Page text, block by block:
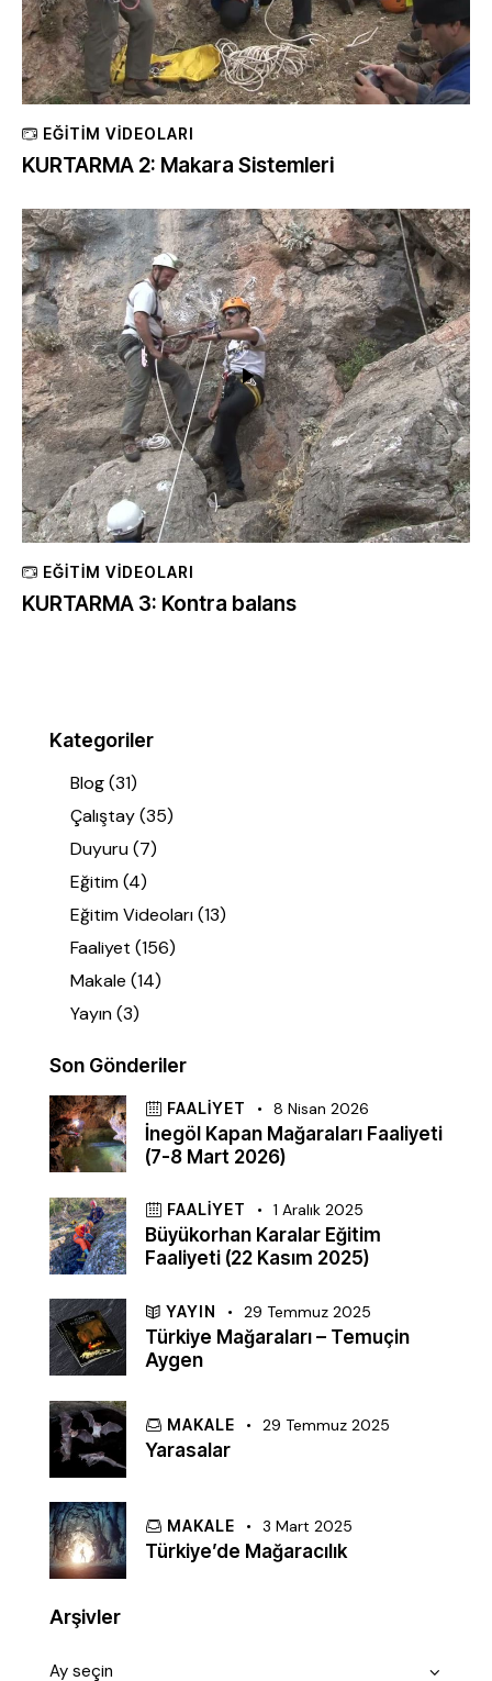
EĞITIM VIDEOLARI
KURTARMA 2: Makara Sistemleri
EĞITIM VIDEOLARI
KURTARMA 3: Kontra balans
Kategoriler
Blog(31)
Çalıştay(35)
Duyuru(7)
Eğitim(4)
Eğitim Videoları(13)
Faaliyet (156)
Makale (14)
Yayın(3)
Son Gönderiler
FAALIYET 8 Nisan 2026
İnegöl Kapan Mağaraları Faaliyeti
(7-8 Mart 2026)
FAALIYET 1 Aralık 2025
Büyükorhan Karalar Eğitim
Faaliyeti (22 Kasım 2025)
YAYIN 29 Temmuz 2025
Türkiye Mağaraları – Temuçin
Aygen
MAKALE 29 Temmuz 2025
Yarasalar
MAKALE 3 Mart 2025
Türkiye’de Mağaracılık
Arşivler